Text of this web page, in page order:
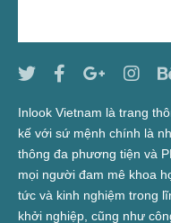
Inlook Vietnam là trang
kế với sứ mệnh chính là
thông đa phương tiện và
mọi người đam mê khoa
tức và kinh nghiệm trong
khởi nghiệp, cũng như